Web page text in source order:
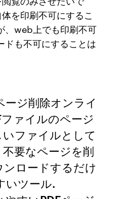
を印刷不可にするこ
、web上でも印刷不可
ドも不可にすることは
ジ削除オンライ
ァイルのページ
ファイルとして
要なページを削
ロードするだけ
いツール.